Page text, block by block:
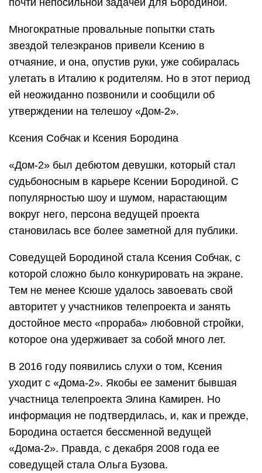
почти непосильной задачей для Бородиной.
Многократные провальные попытки стать
звездой телеэкранов привели Ксению в
отчаяние, и она, опустив руки, уже собиралась
улетать в Италию к родителям. Но в этот период
ей неожиданно позвонили и сообщили об
утверждении на телешоу «Дом-2».
Ксения Собчак и Ксения Бородина
«Дом-2» был дебютом девушки, который стал
судьбоносным в карьере Ксении Бородиной. С
популярностью шоу и шумом, нарастающим
вокруг него, персона ведущей проекта
становилась все более заметной для публики.
Соведущей Бородиной стала Ксения Собчак, с
которой сложно было конкурировать на экране.
Тем не менее Ксюше удалось завоевать свой
авторитет у участников телепроекта и занять
достойное место «прораба» любовной стройки,
которое она удерживает за собой много лет.
В 2016 году появились слухи о том, Ксения
уходит с «Дома-2». Якобы ее заменит бывшая
участница телепроекта Элина Камирен. Но
информация не подтвердилась, и, как и прежде,
Бородина остается бессменной ведущей
«Дома-2». Правда, с декабря 2008 года ее
соведущей стала Ольга Бузова.